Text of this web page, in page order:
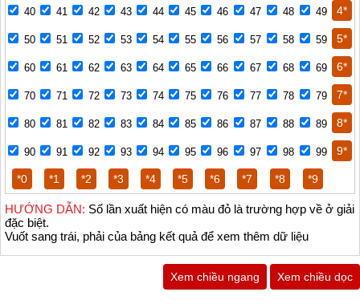
40 41 42 43 44 45 46 47 48 49 4*
50 51 52 53 54 55 56 57 58 59 5*
60 61 62 63 64 65 66 67 68 69 6*
70 71 72 73 74 75 76 77 78 79 7*
80 81 82 83 84 85 86 87 88 89 8*
90 91 92 93 94 95 96 97 98 99 9*
*0 *1 *2 *3 *4 *5 *6 *7 *8 *9
HƯỚNG DẪN: Số lần xuất hiện có màu đỏ là trường hợp về ở giải
đặc biệt.
Vuốt sang trái, phải của bảng kết quả để xem thêm dữ liệu
Xem chiều ngang Xem chiều dọc